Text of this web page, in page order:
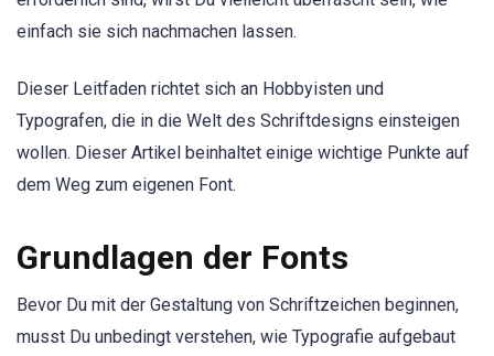
einfach sie sich nachmachen lassen.
Dieser Leitfaden richtet sich an Hobbyisten und
Typografen, die in die Welt des Schriftdesigns einsteigen
wollen. Dieser Artikel beinhaltet einige wichtige Punkte auf
dem Weg zum eigenen Font.
Grundlagen der Fonts
Bevor Du mit der Gestaltung von Schriftzeichen beginnen,
musst Du unbedingt verstehen, wie Typografie aufgebaut